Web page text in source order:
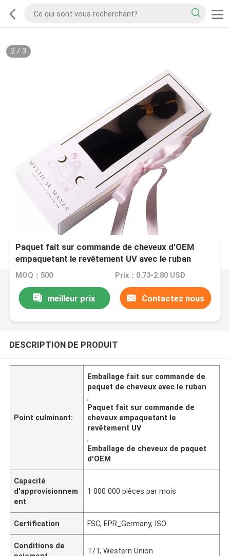
2/ 3
Paquet fait sur commande de cheveux d'OEM
empaquetant le revêtement UV avec le ruban
MOQ：500 Prix：0.73-2.80 USD
meilleur prix Contactez nous
DESCRIPTION DE PRODUIT
Point culminant:
Emballage fait sur commande de
paquet de cheveux avec le ruban
,
Paquet fait sur commande de
cheveux empaquetant le
revêtement UV
,
Emballage de cheveux de paquet
d'OEM
Capacité
d'approvisionnem
ent
1 000 000 pièces par mois
Certification FSC, EPR_Germany, ISO
Conditions de
T/T, Western Union